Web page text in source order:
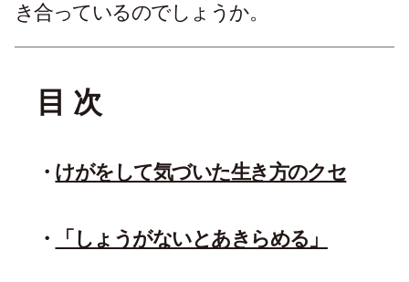
き合っているのでしょうか。
目 次
けがをして気づいた生き方のクセ
「しょうがないとあきらめる」